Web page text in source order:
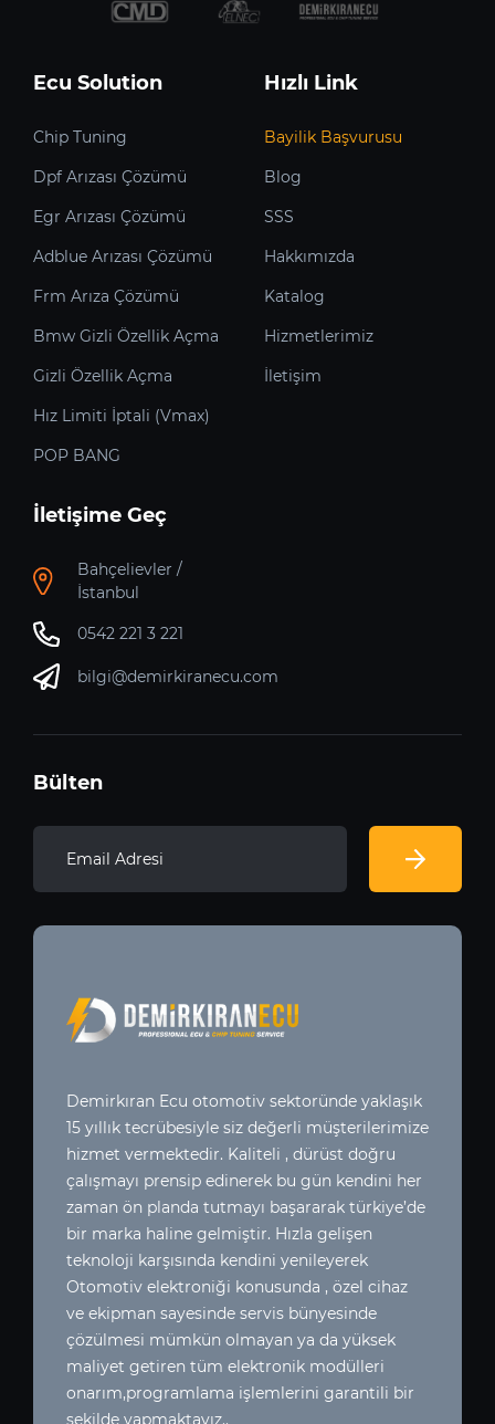
Ecu Solution
Chip Tuning
Dpf Arızası Çözümü
Egr Arızası Çözümü
Adblue Arızası Çözümü
Frm Arıza Çözümü
Bmw Gizli Özellik Açma
Gizli Özellik Açma
Hız Limiti İptali (Vmax)
POP BANG
Hızlı Link
Bayilik Başvurusu
Blog
SSS
Hakkımızda
Katalog
Hizmetlerimiz
İletişim
İletişime Geç
Bahçelievler /
İstanbul
0542 221 3 221
bilgi@demirkiranecu.com
Bülten
Demirkıran Ecu otomotiv sektoründe yaklaşık
15 yıllık tecrübesiyle siz değerli müşterilerimize
hizmet vermektedir. Kaliteli , dürüst doğru
çalışmayı prensip edinerek bu gün kendini her
zaman ön planda tutmayı başararak türkiye’de
bir marka haline gelmiştir. Hızla gelişen
teknoloji karşısında kendini yenileyerek
Otomotiv elektroniği konusunda , özel cihaz
ve ekipman sayesinde servis bünyesinde
çözülmesi mümkün olmayan ya da yüksek
maliyet getiren tüm elektronik modülleri
onarım,programlama işlemlerini garantili bir
şekilde yapmaktayız..